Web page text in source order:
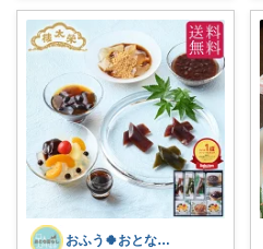
おふう🍀おとな暮らしの“楽”食住🐾